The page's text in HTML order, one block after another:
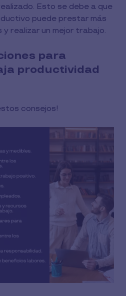
Esto se debe a que
puede prestar más
realizar un mejor trabajo.
para
productividad
consejos!